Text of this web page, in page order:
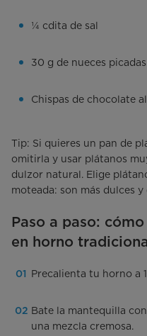
¼ cdita de sal
30 g de nueces
Chispas de chocolate
Tip: Si quieres un pan de
omitirla y usar plátanos
dulzor natural. Elige
moteada: son más dulces
Paso a paso:
en horno
Precalienta tu horno a
Bate la mantequilla
una mezcla cremosa.